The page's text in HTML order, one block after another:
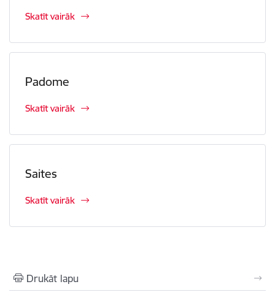
Skatīt vairāk
Padome
Skatīt vairāk
Saites
Skatīt vairāk
Drukāt lapu